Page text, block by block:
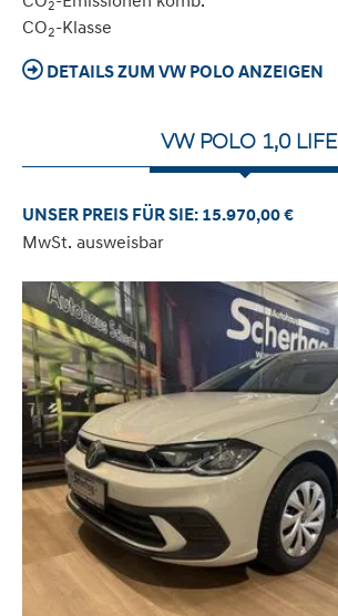
2
CO2-Klasse
DETAILS ZUM VW POLO ANZEIGEN
VW POLO 1,0 LIFE
UNSER PREIS FÜR SIE: 15.970,00 €
MwSt. ausweisbar